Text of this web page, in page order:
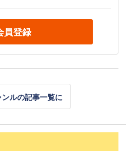
員登録
ンルの記事一覧に